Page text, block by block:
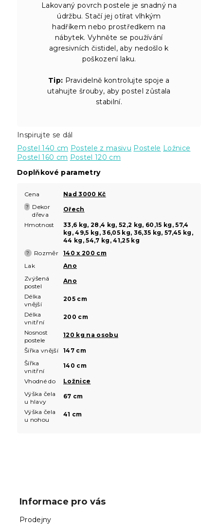
Lakovaný povrch postele je snadný na
údržbu. Stačí jej otírat vlhkým
hadříkem nebo prostředkem na
nábytek. Vyhněte se používání
agresivních čistidel, aby nedošlo k
poškození laku.
Tip: Pravidelně kontrolujte spoje a
utahujte šrouby, aby postel zůstala
stabilní.
Inspirujte se dál
Postel 140 cm Postele z masivu Postele Ložnice
Postel 160 cm Postel 120 cm
Doplňkové parametry
Cena Nad 3000 Kč
?
Dekor
dřeva
Ořech
Hmotnost
33,6 kg, 28,4 kg, 52,2 kg, 60,15 kg, 57,4
kg, 49,5 kg, 36,05 kg, 36,35 kg, 57,45 kg,
44 kg, 54,7 kg, 41,25 kg
? Rozměr
140 x 200 cm
Lak
Ano
Zvýšená
postel
Ano
Délka
vnější
205 cm
Délka
vnitřní
200 cm
Nosnost
postele
120 kg na osobu
Šířka vnější
147 cm
Šířka
vnitřní
140 cm
Vhodné do
Ložnice
Výška čela
u hlavy
67 cm
Výška čela
u nohou
41 cm
Informace pro vás
Prodejny